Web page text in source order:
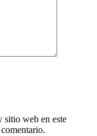
sitio web en este